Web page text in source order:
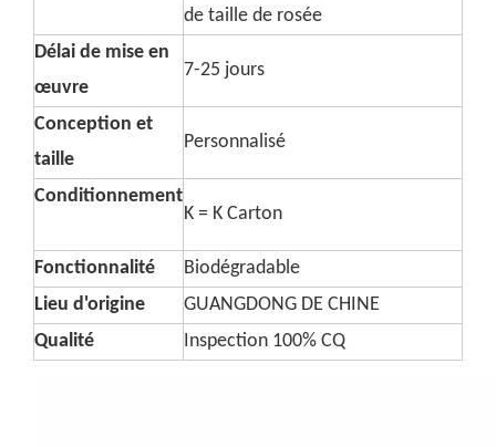
de taille de rosée
Délai de mise en
œuvre
7-25 jours
Conception et
taille
Personnalisé
Conditionnement
K = K Carton
Fonctionnalité
Biodégradable
Lieu d'origine
GUANGDONG DE CHINE
Qualité
Inspection 100% CQ